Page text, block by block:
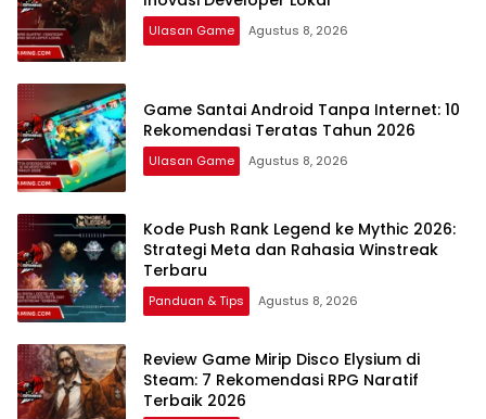
Ulasan Game Agustus 8, 2026
Game Santai Android Tanpa Internet: 10
Rekomendasi Teratas Tahun 2026
Ulasan Game Agustus 8, 2026
Kode Push Rank Legend ke Mythic 2026:
Strategi Meta dan Rahasia Winstreak
Terbaru
Panduan & Tips Agustus 8, 2026
Review Game Mirip Disco Elysium di
Steam: 7 Rekomendasi RPG Naratif
Terbaik 2026